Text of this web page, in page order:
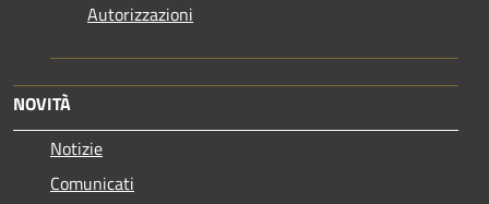
Autorizzazioni
NOVITÀ
Notizie
Comunicati